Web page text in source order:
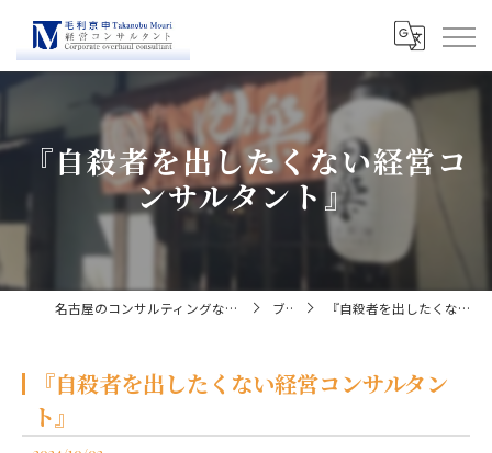
『自殺者を出したくない経営コ
ンサルタント』
名古屋のコンサルティングなら経営コンサルタント毛利京申 ブログ 『自殺者を出したくない経営コンサルタント』
『自殺者を出したくない経営コンサルタン
ト』